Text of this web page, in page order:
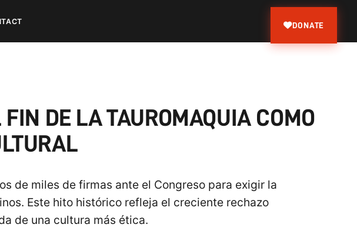
DONATE
DE LA TAUROMAQUIA COMO
de miles de firmas ante el Congreso para exigir la
Este hito histórico refleja el creciente rechazo
de una cultura más ética.